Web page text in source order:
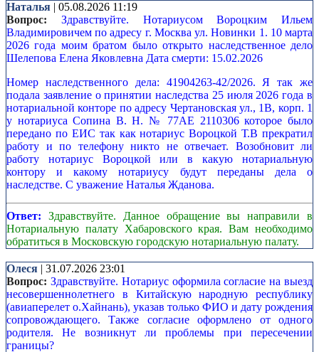
Наталья | 05.08.2026 11:19
Вопрос: Здравствуйте. Нотариусом Вороцким Ильем
Владимировичем по адресу г. Москва ул. Новинки 1. 10 марта
2026 года моим братом было открыто наследственное дело
Шелепова Елена Яковлевна Дата смерти: 15.02.2026
Номер наследственного дела: 41904263-42/2026. Я так же
подала заявление о принятии наследства 25 июля 2026 года в
нотариальной конторе по адресу Чертановская ул., 1В, корп. 1
у нотариуса Сопина В. Н. № 77АЕ 2110306 которое было
передано по ЕИС так как нотариус Вороцкой Т.В прекратил
работу и по телефону никто не отвечает. Возобновит ли
работу нотариус Вороцкой или в какую нотариальную
контору и какому нотариусу будут переданы дела о
наследстве. С уважение Наталья Жданова.
Ответ: Здравствуйте. Данное обращение вы направили в
Нотариальную палату Хабаровского края. Вам необходимо
обратиться в Московскую городскую нотариальную палату.
Олеся | 31.07.2026 23:01
Вопрос: Здравствуйте. Нотариус оформила согласие на выезд
несовершеннолетнего в Китайскую народную республику
(авиаперелет о.Хайнань), указав только ФИО и дату рождения
сопровождающего. Также согласие оформлено от одного
родителя. Не возникнут ли проблемы при пересечении
границы?